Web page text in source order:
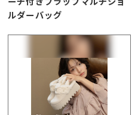
ルダーバッグ